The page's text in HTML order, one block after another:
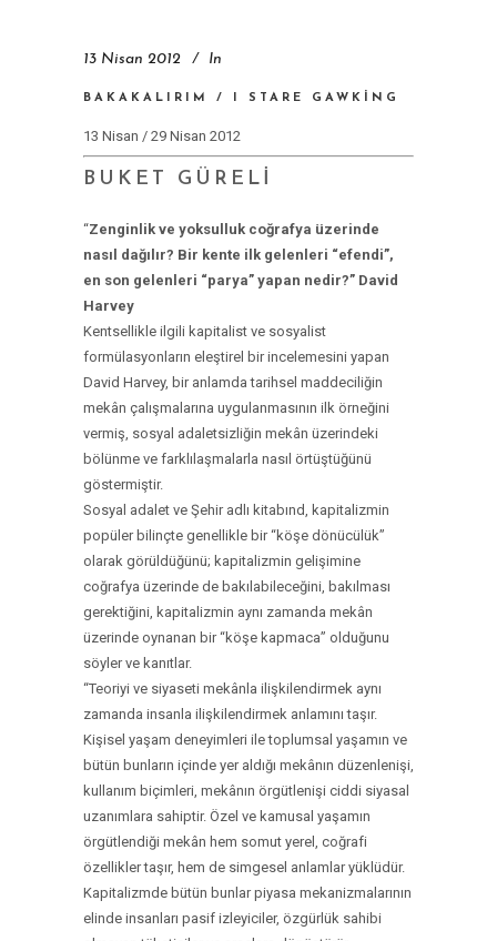
13 Nisan 2012 In
BAKAKALIRIM / I STARE GAWKING
13 Nisan / 29 Nisan 2012
BUKET GÜRELİ
“Zenginlik ve yoksulluk coğrafya üzerinde
nasıl dağılır? Bir kente ilk gelenleri “efendi”,
en son gelenleri “parya” yapan nedir?” David
Harvey
Kentsellikle ilgili kapitalist ve sosyalist
formülasyonların eleştirel bir incelemesini yapan
David Harvey, bir anlamda tarihsel maddeciliğin
mekân çalışmalarına uygulanmasının ilk örneğini
vermiş, sosyal adaletsizliğin mekân üzerindeki
bölünme ve farklılaşmalarla nasıl örtüştüğünü
göstermiştir.
Sosyal adalet ve Şehir adlı kitabınd, kapitalizmin
popüler bilinçte genellikle bir “köşe dönücülük”
olarak görüldüğünü; kapitalizmin gelişimine
coğrafya üzerinde de bakılabileceğini, bakılması
gerektiğini, kapitalizmin aynı zamanda mekân
üzerinde oynanan bir “köşe kapmaca” olduğunu
söyler ve kanıtlar.
“Teoriyi ve siyaseti mekânla ilişkilendirmek aynı
zamanda insanla ilişkilendirmek anlamını taşır.
Kişisel yaşam deneyimleri ile toplumsal yaşamın ve
bütün bunların içinde yer aldığı mekânın düzenlenişi,
kullanım biçimleri, mekânın örgütlenişi ciddi siyasal
uzanımlara sahiptir. Özel ve kamusal yaşamın
örgütlendiği mekân hem somut yerel, coğrafi
özellikler taşır, hem de simgesel anlamlar yüklüdür.
Kapitalizmde bütün bunlar piyasa mekanizmalarının
elinde insanları pasif izleyiciler, özgürlük sahibi